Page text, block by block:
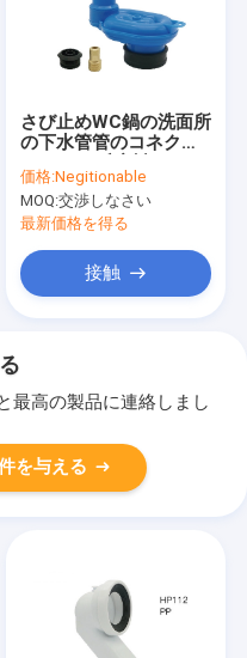
さび止めWC鍋の洗面所
の下水管管のコネクタ
価格:Negitionable
MOQ:交渉しなさい
最新価格を得る
接触
最高の製品に連絡しまし
を与える